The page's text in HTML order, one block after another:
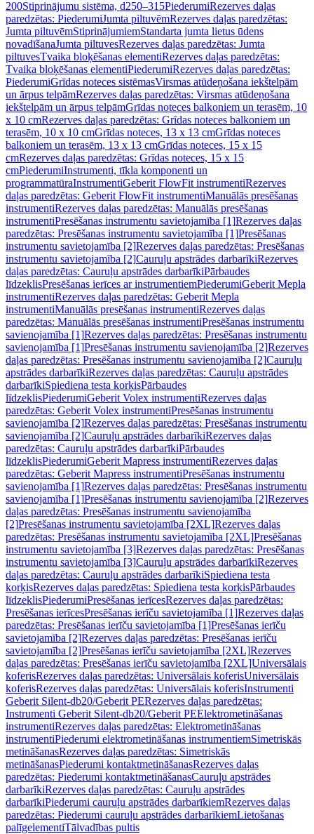
200Stiprinājumu sistēma, d250–315PiederumiRezerves daļas
paredzētas: PiederumiJumta piltuvēmRezerves daļas paredzētas:
Jumta piltuvēmStiprinājumiemStandarta jumta lietus ūdens
novadīšanaJumta piltuvesRezerves daļas paredzētas: Jumta
piltuvesTvaika bloķēšanas elementiRezerves daļas paredzētas:
Tvaika bloķēšanas elementiPiederumiRezerves daļas paredzētas:
PiederumiGrīdas noteces sistēmasVirsmas atūdeņošana iekštelpām
un ārpus telpāmRezerves daļas paredzētas: Virsmas atūdeņošana
iekštelpām un ārpus telpāmGrīdas noteces balkoniem un terasēm, 10
x 10 cmRezerves daļas paredzētas: Grīdas noteces balkoniem un
terasēm, 10 x 10 cmGrīdas noteces, 13 x 13 cmGrīdas noteces
balkoniem un terasēm, 13 x 13 cmGrīdas noteces, 15 x 15
cmRezerves daļas paredzētas: Grīdas noteces, 15 x 15
cmPiederumiInstrumenti, tīkla komponenti un
programmatūraInstrumentiGeberit FlowFit instrumentiRezerves
daļas paredzētas: Geberit FlowFit instrumentiManuālās presēšanas
instrumentiRezerves daļas paredzētas: Manuālās presēšanas
instrumentiPresēšanas instrumentu savietojamība [1]Rezerves daļas
paredzētas: Presēšanas instrumentu savietojamība [1]Presēšanas
instrumentu savietojamība [2]Rezerves daļas paredzētas: Presēšanas
instrumentu savietojamība [2]Cauruļu apstrādes darbarīkiRezerves
daļas paredzētas: Cauruļu apstrādes darbarīkiPārbaudes
līdzeklisPresēšanas ierīces ar instrumentiemPiederumiGeberit Mepla
instrumentiRezerves daļas paredzētas: Geberit Mepla
instrumentiManuālās presēšanas instrumentiRezerves daļas
paredzētas: Manuālās presēšanas instrumentiPresēšanas instrumentu
savienojamība [1]Rezerves daļas paredzētas: Presēšanas instrumentu
savienojamība [1]Presēšanas instrumentu savienojamība [2]Rezerves
daļas paredzētas: Presēšanas instrumentu savienojamība [2]Cauruļu
apstrādes darbarīkiRezerves daļas paredzētas: Cauruļu apstrādes
darbarīkiSpiediena testa korķisPārbaudes
līdzeklisPiederumiGeberit Volex instrumentiRezerves daļas
paredzētas: Geberit Volex instrumentiPresēšanas instrumentu
savienojamība [2]Rezerves daļas paredzētas: Presēšanas instrumentu
savienojamība [2]Cauruļu apstrādes darbarīkiRezerves daļas
paredzētas: Cauruļu apstrādes darbarīkiPārbaudes
līdzeklisPiederumiGeberit Mapress instrumentiRezerves daļas
paredzētas: Geberit Mapress instrumentiPresēšanas instrumentu
savienojamība [1]Rezerves daļas paredzētas: Presēšanas instrumentu
savienojamība [1]Presēšanas instrumentu savienojamība [2]Rezerves
daļas paredzētas: Presēšanas instrumentu savienojamība
[2]Presēšanas instrumentu savietojamība [2XL]Rezerves daļas
paredzētas: Presēšanas instrumentu savietojamība [2XL]Presēšanas
instrumentu savietojamība [3]Rezerves daļas paredzētas: Presēšanas
instrumentu savietojamība [3]Cauruļu apstrādes darbarīkiRezerves
daļas paredzētas: Cauruļu apstrādes darbarīkiSpiediena testa
korķisRezerves daļas paredzētas: Spiediena testa korķisPārbaudes
līdzeklisPiederumiPresēšanas ierīcesRezerves daļas paredzētas:
Presēšanas ierīcesPresēšanas ierīču savietojamība [1]Rezerves daļas
paredzētas: Presēšanas ierīču savietojamība [1]Presēšanas ierīču
savietojamība [2]Rezerves daļas paredzētas: Presēšanas ierīču
savietojamība [2]Presēšanas ierīču savietojamība [2XL]Rezerves
daļas paredzētas: Presēšanas ierīču savietojamība [2XL]Universālais
koferisRezerves daļas paredzētas: Universālais koferisUniversālais
koferisRezerves daļas paredzētas: Universālais koferisInstrumenti
Geberit Silent-db20/Geberit PERezerves daļas paredzētas:
Instrumenti Geberit Silent-db20/Geberit PEElektrometināšanas
instrumentiRezerves daļas paredzētas: Elektrometināšanas
instrumentiPiederumi elektrometināšanas instrumentiemSimetriskās
metināšanasRezerves daļas paredzētas: Simetriskās
metināšanasPiederumi kontaktmetināšanasRezerves daļas
paredzētas: Piederumi kontaktmetināšanasCauruļu apstrādes
darbarīkiRezerves daļas paredzētas: Cauruļu apstrādes
darbarīkiPiederumi cauruļu apstrādes darbarīkiemRezerves daļas
paredzētas: Piederumi cauruļu apstrādes darbarīkiemLietošanas
palīgelementiTālvadības pultis